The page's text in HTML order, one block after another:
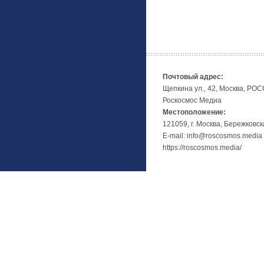
Почтовый адрес:
Щепкина ул., 42, Москва,
Роскосмос Медиа
Местоположение:
121059, г. Москва,
E-mail: info@roscosmos.media
https://roscosmos.media/